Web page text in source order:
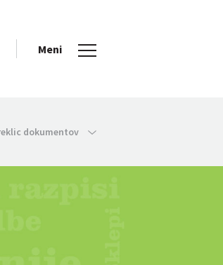
Meni
dokumentov